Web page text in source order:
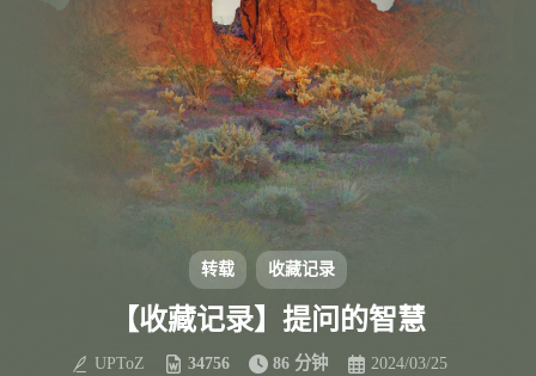
转载 收藏记录
【收藏记录】提问的智慧
UPToZ 34756 86 分钟
2024/03/25